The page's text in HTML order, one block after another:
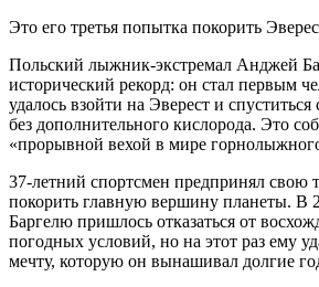
Это его третья попытка покорить
Польский лыжник-экстремал Анджей
исторический рекорд: он стал первым
удалось взойти на Эверест и
без дополнительного кислорода. Это
«прорывной вехой в мире
37-летний спортсмен предпринял свою
покорить главную вершину планеты. В
Баргелю пришлось отказаться от
погодных условий, но на этот раз ему
мечту, которую он вынашивал долгие